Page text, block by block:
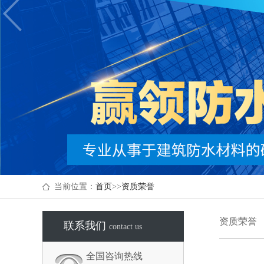
当前位置： 首页>>资质荣誉
联系我们 contact us
全国咨询热线
资质荣誉